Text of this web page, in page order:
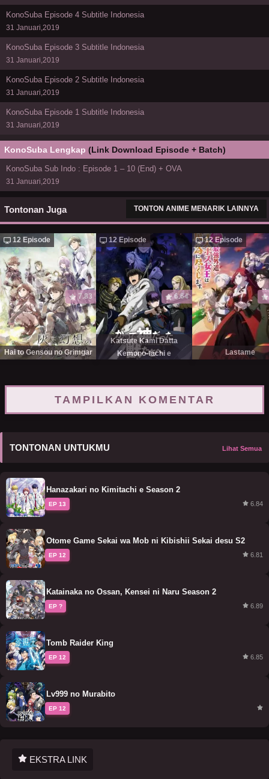
KonoSuba Episode 4 Subtitle Indonesia
31 Januari,2019
KonoSuba Episode 3 Subtitle Indonesia
31 Januari,2019
KonoSuba Episode 2 Subtitle Indonesia
31 Januari,2019
KonoSuba Episode 1 Subtitle Indonesia
31 Januari,2019
KonoSuba Lengkap (Link Download Episode + Batch)
KonoSuba Sub Indo : Episode 1 – 10 (End) + OVA
31 Januari,2019
Tontonan Juga TONTON ANIME MENARIK LAINNYA
12 Episode
7.83
Hai to Gensou no Grimgar
12 Episode
6.64
Katsute Kami Datta
Kemono-tachi e
12 Episode
Lastame
TAMPILKAN KOMENTAR
TONTONAN UNTUKMU Lihat Semua
Hanazakari no Kimitachi e Season 2
EP 13 6.84
Otome Game Sekai wa Mob ni Kibishii Sekai desu S2
EP 12 6.81
Katainaka no Ossan, Kensei ni Naru Season 2
EP ? 6.89
Tomb Raider King
EP 12 6.85
Lv999 no Murabito
EP 12
EKSTRA LINK